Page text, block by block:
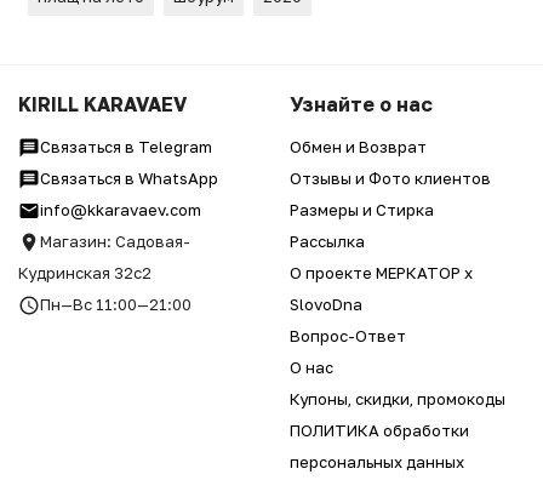
KIRILL KARAVAEV
Связаться в Telegram
Связаться в WhatsApp
info@kkaravaev.com
Магазин: Садовая-
Кудринская 32с2
Пн—Вс 11:00—21:00
Узнайте о нас
Обмен и Возврат
Отзывы и Фото клиентов
Размеры и Стирка
Рассылка
О проекте МЕРКАТОР x
SlovoDna
Вопрос-Ответ
О нас
Купоны, скидки, промокоды
ПОЛИТИКА обработки
персональных данных